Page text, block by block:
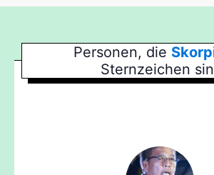
Personen, die
Sternzeichen